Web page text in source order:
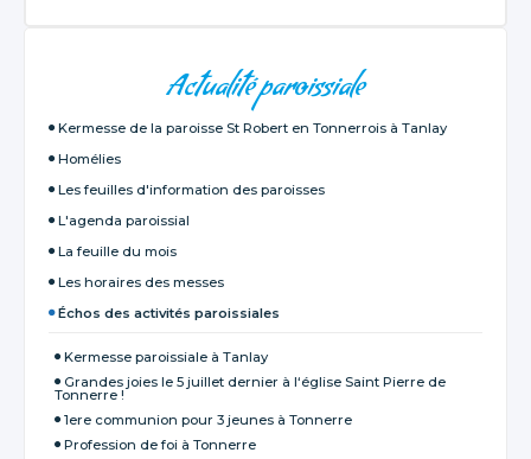
Actualité paroissiale
Kermesse de la paroisse St Robert en Tonnerrois à Tanlay
Homélies
Les feuilles d'information des paroisses
L'agenda paroissial
La feuille du mois
Les horaires des messes
Échos des activités paroissiales
Kermesse paroissiale à Tanlay
Grandes joies le 5 juillet dernier à l‘église Saint Pierre de
Tonnerre !
1ere communion pour 3 jeunes à Tonnerre
Profession de foi à Tonnerre